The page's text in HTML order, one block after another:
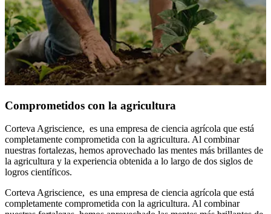
Comprometidos con la agricultura
Corteva Agriscience, es una empresa de ciencia agrícola que está
completamente comprometida con la agricultura. Al combinar
nuestras fortalezas, hemos aprovechado las mentes más brillantes de
la agricultura y la experiencia obtenida a lo largo de dos siglos de
logros científicos.
Corteva Agriscience, es una empresa de ciencia agrícola que está
completamente comprometida con la agricultura. Al combinar